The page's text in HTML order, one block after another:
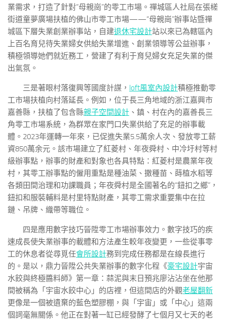
業需求，打造了針對“母親崗”的零工市場。禪城區人社局在張槎
街道童夢廣場扶植的佛山市零工市場——“母親崗”辦事站暨禪
城區下層失業創業辦事站，自建退休宅設計站以來已為轄區內
上百名育兒待失業婦女供給失業增進、創業領導等公益辦事，
積極領導她們就近務工，營建了有利于育兒婦女充足失業的傑
出氣氛。
三是著眼村落復興等國度計謀， loft風室內設計積極推動零
工市場扶植向村落延長。例如，位于長三角地域的浙江嘉興市
嘉善縣，扶植了包含縣親子空間設計 、鎮、村在內的嘉善長三
角零工市場系統，為群眾在家門口失業供給了充足的辦事載
體。2023年運轉一年來，已促進失業5.5萬余人次、發放零工薪
資850萬余元。該市場建立了紅菱村、年夜舜村、中冷圩村等村
級辦事點，辦事的財產和對象也各具特點：紅菱村是農業年夜
村，其零工辦事點的僱用重點是種油菜、撒種苗、蒔植水稻等
各類田間治理和功課職員；年夜舜村是全國著名的“鈕扣之鄉”，
鈕扣和服裝輔料是村里特點財產，其零工需求重要集中在拉
鏈、吊牌、織帶等職位。
四是應用數字技巧晉陞零工市場辦事效力。數字技巧的疾
速成長使失業辦事的載體和方法產生較年夜變更，一些從事零
工的休息者從尋覓任會所設計務到完成任務都是在線長進行
的。是以，鼎力晉陞公共失業辦事的數字化程《豪宅設計宇宙
水餃與終極醬料師》第一章：蒜泥與末日預兆廖沾沾坐在他那
間被稱為「宇宙水餃中心」的店裡，但這間店的外觀老屋翻新
更像是一個被遺棄的藍色塑膠棚，與「宇宙」或「中心」這兩
個詞毫無關係。他正在對著一缸已經發酵了七個月又七天的老